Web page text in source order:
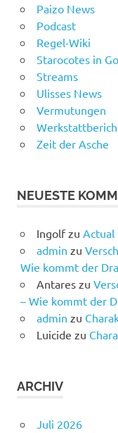
Paizo News
Podcast
Regel-Wiki
Starocotes in
Streams
Ulisses News
Vermutungen
Zeit der Asche
NEUESTE
Ingolfzu Actual
admin zu
Wie kommt der
Antareszu
– Wie kommt der
admin zu
Luicide zu
ARCHIV
Juli 2026